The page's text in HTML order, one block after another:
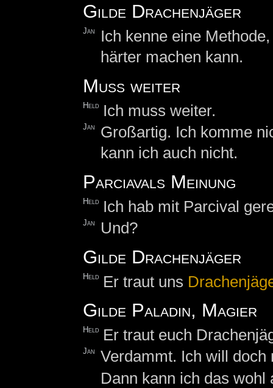
Gilde Drachenjäger
Jan
Ich kenne eine
härter machen kann.
Muss weiter
Held Ich muss weiter.
Jan
Großartig. Ich komme
kann ich auch nicht.
Parciavals Meinung
Held Ich hab mit Parcival
Jan Und?
Gilde Drachenjäger
Held Er traut uns
Gilde Paladin, Magier
Held Er traut euch
Jan
Verdammt. Ich will doch
Dann kann ich das